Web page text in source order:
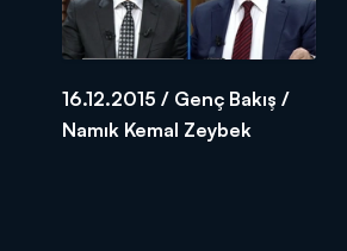
16.12.2015 / Genç Bakış /
Namık Kemal Zeybek